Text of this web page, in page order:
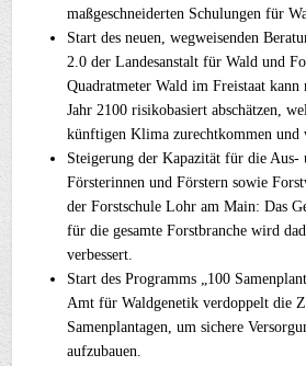
maßgeschneiderten Schulungen für
Start des neuen, wegweisenden
2.0 der Landesanstalt für Wald und
Quadratmeter Wald im Freistaat kann
Jahr 2100 risikobasiert abschätzen,
künftigen Klima zurechtkommen und
Steigerung der Kapazität für die
Försterinnen und Förstern sowie
der Forstschule Lohr am Main: Das
für die gesamte Forstbranche wird
verbessert.
Start des Programms „100
Amt für Waldgenetik verdoppelt die
Samenplantagen, um sichere
aufzubauen.